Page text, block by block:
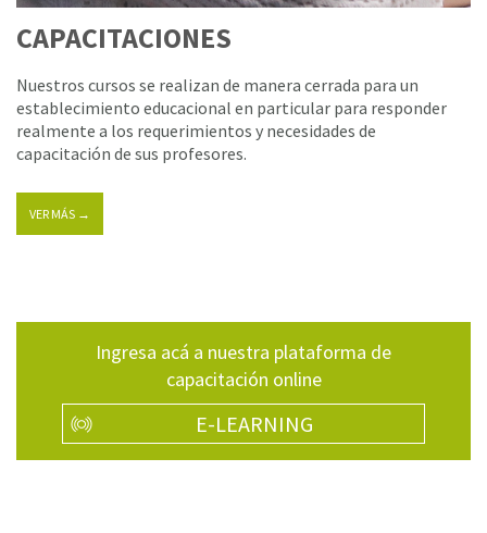
CAPACITACIONES
Nuestros cursos se realizan de manera cerrada para un
establecimiento educacional en particular para responder
realmente a los requerimientos y necesidades de
capacitación de sus profesores.
VER MÁS →
Ingresa acá a nuestra plataforma de
capacitación online
E-LEARNING